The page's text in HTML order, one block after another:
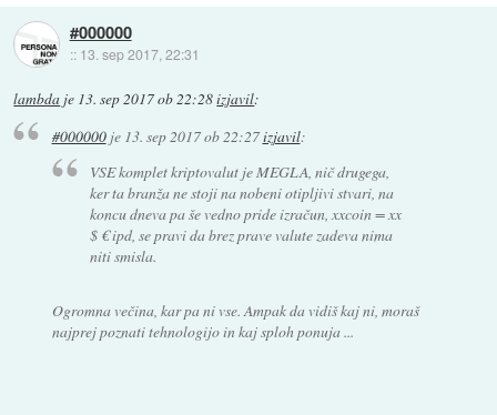
#000000
:: 13. sep 2017, 22:31
lambda je 13. sep 2017 ob 22:28izjavil:
#000000je 13. sep 2017 ob 22:27izjavil:
VSE komplet kriptovalut je MEGLA, nič drugega,
ker ta branža ne stoji na nobeni otipljivi stvari, na
koncu dneva pa še vedno pride izračun, xxcoin = xx
$ € ipd, se pravi da brez prave valute zadeva nima
niti smisla.
Ogromna večina, kar pa ni vse. Ampak da vidiš kaj ni, moraš
najprej poznati tehnologijo in kaj sploh ponuja ...